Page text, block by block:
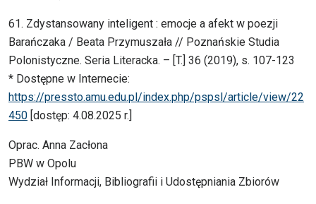
61. Zdystansowany inteligent : emocje a afekt w poezji
Barańczaka / Beata Przymuszała // Poznańskie Studia
Polonistyczne. Seria Literacka. – [T.] 36 (2019), s. 107-123
* Dostępne w Internecie:
https://pressto.amu.edu.pl/index.php/pspsl/article/view/22
450 [dostęp: 4.08.2025 r.]
Oprac. Anna Zacłona
PBW w Opolu
Wydział Informacji, Bibliografii i Udostępniania Zbiorów